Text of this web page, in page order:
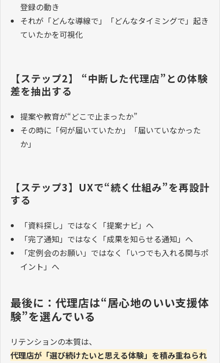
登録の動き
それが「どんな導線で」「どんなタイミングで」起き
ていたかを可視化
【ステップ2】 “中断した代理店”との体験
差を抽出する
提案や教育が“どこで止まったか”
その時に「何が届いていたか」「届いていなかった
か」
【ステップ3】UXで“続く仕組み”を再設計
する
「資料探し」ではなく「提案ナビ」へ
「完了通知」ではなく「成果を知らせる通知」へ
「定例会のお願い」ではなく「いつでも入れる関与ポ
イント」へ
最後に：代理店は“居心地のいい支援体
験”を選んでいる
リテンションの本質は、
代理店が「選び続けたいと思える体験」を積み重ねられ